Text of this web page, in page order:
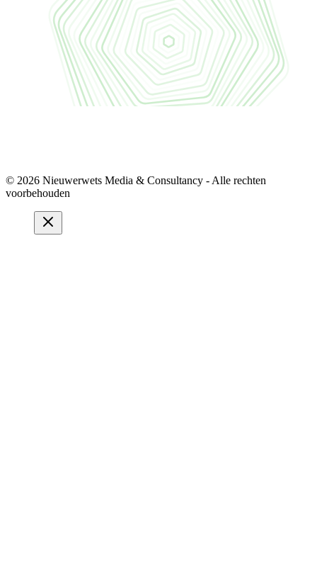
© 2026 Nieuwerwets Media & Consultancy - Alle rechten
voorbehouden